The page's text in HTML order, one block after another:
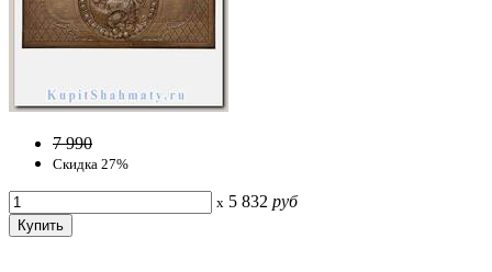
7 990
Скидка 27%
x 5 832 руб